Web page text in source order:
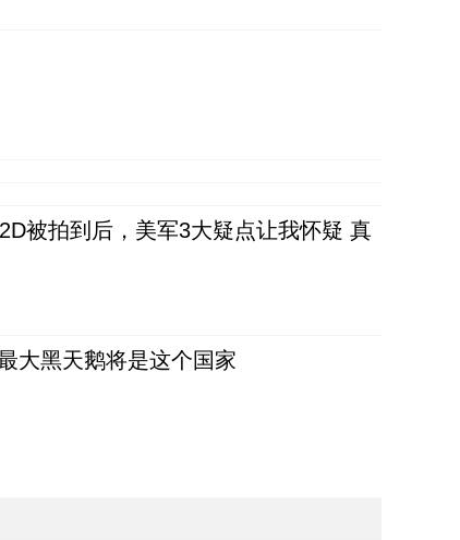
被拍到后，美军3大疑点让我怀疑 真
大黑天鹅将是这个国家